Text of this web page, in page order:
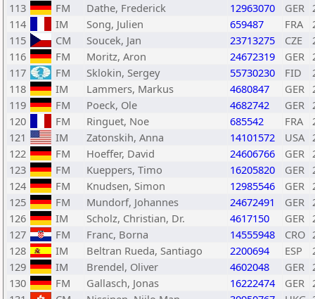
113
FM Dathe, Frederick 12963070 GER
114
IM Song, Julien 659487 FRA
115
CM Soucek, Jan 23713275 CZE
116
FM Moritz, Aron 24672319 GER
117
FM Sklokin, Sergey 55730230 FID
118
IM Lammers, Markus 4680847 GER
119
FM Poeck, Ole 4682742 GER
120
FM Ringuet, Noe 685542 FRA
121
IM Zatonskih, Anna 14101572 USA
122
FM Hoeffer, David 24606766 GER
123
FM Kueppers, Timo 16205820 GER
124
FM Knudsen, Simon 12985546 GER
125
FM Mundorf, Johannes 24672491 GER
126
IM Scholz, Christian, Dr. 4617150 GER
127
FM Franc, Borna 14555948 CRO
128
IM Beltran Rueda, Santiago 2200694 ESP
129
IM Brendel, Oliver 4602048 GER
130
FM Gallasch, Jonas 16222474 GER